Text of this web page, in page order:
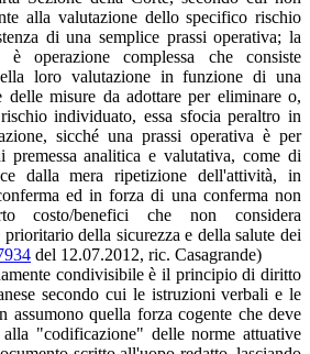
alla valutazione dello specifico rischio
di una semplice prassi operativa; la
operazione complessa che consiste
loro valutazione in funzione di una
delle misure da adottare per eliminare o,
individuato, essa sfocia peraltro in
sicché una prassi operativa è per
analitica e valutativa, come di
dalla mera ripetizione dell'attività, in
ed in forza di una conferma non
costo/benefici che non considera
della sicurezza e della salute dei
del 12.07.2012, ric. Casagrande)
condivisibile è il principio di diritto
secondo cui le istruzioni verbali e le
assumono quella forza cogente che deve
alla "codificazione" delle norme attuative